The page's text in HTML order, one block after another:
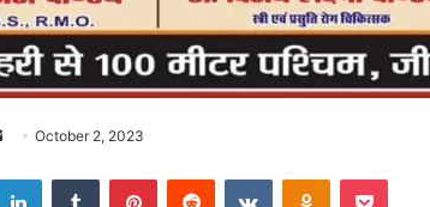
Send
email
October 2, 2023
LinkedInTumblr PinterestReddit VKontakteOdnoklassniki
Pocket